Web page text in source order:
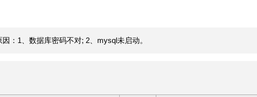
：1、数据库密码不对; 2、mysql未启动。